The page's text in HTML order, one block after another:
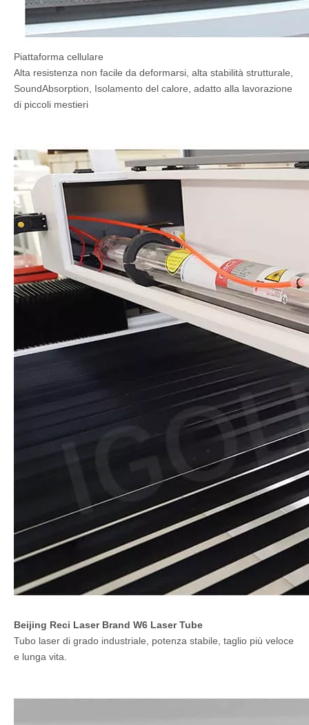
Piattaforma cellulare
Alta resistenza non facile da deformarsi, alta stabilità strutturale,
SoundAbsorption, Isolamento del calore, adatto alla lavorazione
di piccoli mestieri
Beijing Reci Laser Brand W6 Laser Tube
Tubo laser di grado industriale, potenza stabile, taglio più veloce
e lunga vita.